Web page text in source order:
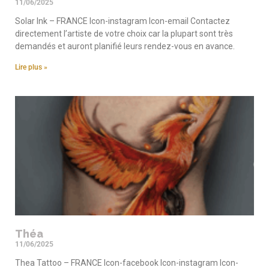
11/06/2025
Solar Ink – FRANCE Icon-instagram Icon-email Contactez
directement l’artiste de votre choix car la plupart sont très
demandés et auront planifié leurs rendez-vous en avance.
Lire plus »
Théa
11/06/2025
Thea Tattoo – FRANCE Icon-facebook Icon-instagram Icon-